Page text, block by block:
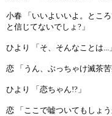
小春 「いいよいいよ。とこ
と信じてないでしょ?」
ひより 「そ、そんなことは...」
恋 「うん、ぶっちゃけ滅茶苦
ひより 「恋ちゃん!?」
恋 「ここで嘘ついてもしょ